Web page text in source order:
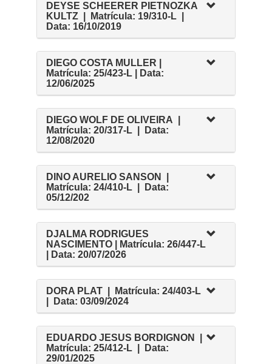
DEYSE SCHEERER PIETNOZKA
KULTZ | Matrícula: 19/310-L |
Data: 16/10/2019
DIEGO COSTA MULLER |
Matrícula: 25/423-L | Data:
12/06/2025
DIEGO WOLF DE OLIVEIRA |
Matrícula: 20/317-L | Data:
12/08/2020
DINO AURELIO SANSON |
Matrícula: 24/410-L | Data:
05/12/202
DJALMA RODRIGUES
NASCIMENTO | Matrícula: 26/447-L
| Data: 20/07/2026
DORA PLAT | Matrícula: 24/403-L
| Data: 03/09/2024
EDUARDO JESUS BORDIGNON |
Matrícula: 25/412-L | Data:
29/01/2025